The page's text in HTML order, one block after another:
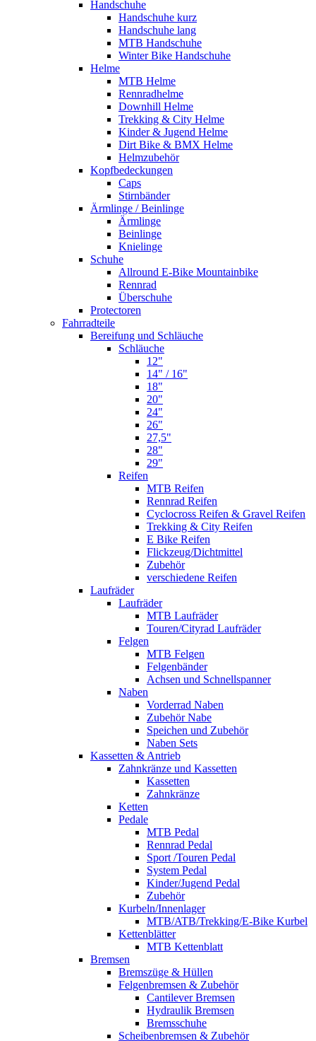
Handschuhe
Handschuhe kurz
Handschuhe lang
MTB Handschuhe
Winter Bike Handschuhe
Helme
MTB Helme
Rennradhelme
Downhill Helme
Trekking & City Helme
Kinder & Jugend Helme
Dirt Bike & BMX Helme
Helmzubehör
Kopfbedeckungen
Caps
Stirnbänder
Ärmlinge / Beinlinge
Ärmlinge
Beinlinge
Knielinge
Schuhe
Allround E-Bike Mountainbike
Rennrad
Überschuhe
Protectoren
Fahrradteile
Bereifung und Schläuche
Schläuche
12"
14" / 16"
18"
20"
24"
26"
27,5"
28"
29"
Reifen
MTB Reifen
Rennrad Reifen
Cyclocross Reifen & Gravel Reifen
Trekking & City Reifen
E Bike Reifen
Flickzeug/Dichtmittel
Zubehör
verschiedene Reifen
Laufräder
Laufräder
MTB Laufräder
Touren/Cityrad Laufräder
Felgen
MTB Felgen
Felgenbänder
Achsen und Schnellspanner
Naben
Vorderrad Naben
Zubehör Nabe
Speichen und Zubehör
Naben Sets
Kassetten & Antrieb
Zahnkränze und Kassetten
Kassetten
Zahnkränze
Ketten
Pedale
MTB Pedal
Rennrad Pedal
Sport /Touren Pedal
System Pedal
Kinder/Jugend Pedal
Zubehör
Kurbeln/Innenlager
MTB/ATB/Trekking/E-Bike Kurbel
Kettenblätter
MTB Kettenblatt
Bremsen
Bremszüge & Hüllen
Felgenbremsen & Zubehör
Cantilever Bremsen
Hydraulik Bremsen
Bremsschuhe
Scheibenbremsen & Zubehör